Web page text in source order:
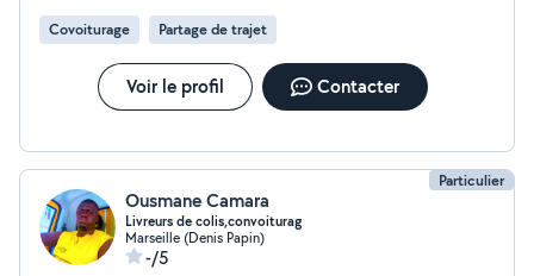
Covoiturage Partage de trajet
Voir le profil Contacter
Particulier
Ousmane Camara
Livreurs de colis,convoiturag
Marseille (Denis Papin)
-/5